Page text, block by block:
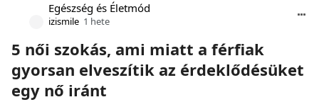
Egészség és Életmód
izismile 1 hete
5 női szokás, ami miatt a férfiak
gyorsan elveszítik az érdeklődésüket
egy nő iránt